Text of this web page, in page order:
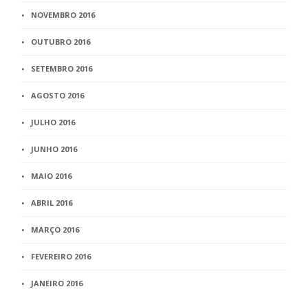
NOVEMBRO 2016
OUTUBRO 2016
SETEMBRO 2016
AGOSTO 2016
JULHO 2016
JUNHO 2016
MAIO 2016
ABRIL 2016
MARÇO 2016
FEVEREIRO 2016
JANEIRO 2016